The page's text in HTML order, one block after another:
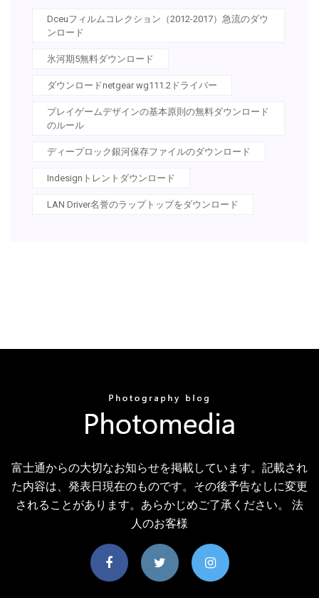
Dceuフィルムコレクション（2012-2017）急流のダウ
ンロード
氷河期5無料ダウンロード
ダウンロードnetgear wg111.2ドライバー
プレイゲームデザインの基本原則の無料ダウンロード
のルール
ディープロック銀河保存ファイルのダウンロード
Indesignトレントダウンロード
LAN Driver名誉のラップトップをダウンロード
富士通からの大切なお知らせを掲載しています。記載され
た内容は、発表日現在のものです。その後予告なしに変更
されることがあります。あらかじめご了承ください。 法
人のお客様